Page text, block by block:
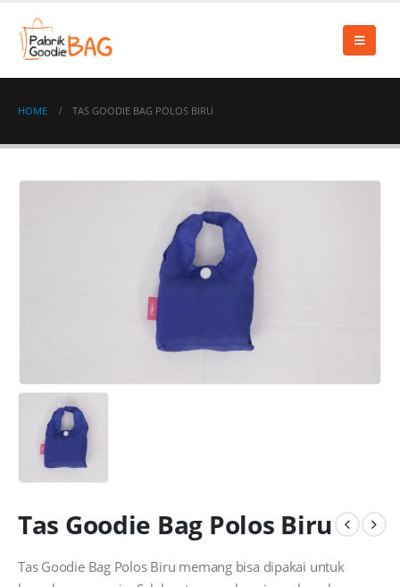
HOME TAS GOODIE BAG POLOS BIRU
Tas Goodie Bag Polos Biru
Tas Goodie Bag Polos Biru memang bisa dipakai untuk